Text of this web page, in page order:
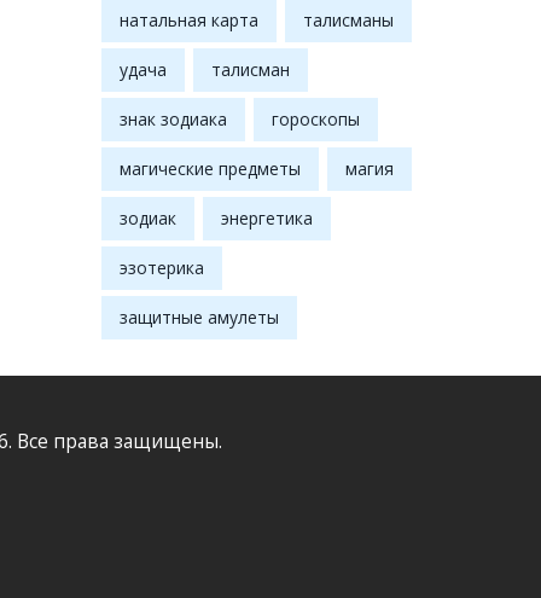
натальная карта талисманы
удача талисман
знак зодиака гороскопы
магические предметы магия
зодиак энергетика
эзотерика
защитные амулеты
Все права защищены.